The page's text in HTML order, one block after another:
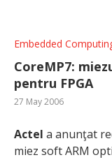
Embedded
CoreMP7:
pentru FPGA
27 May 2006
Actel a anunţat
miez soft ARM